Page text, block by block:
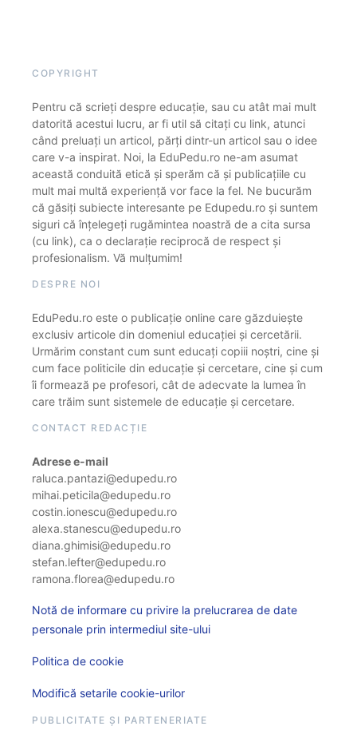
COPYRIGHT
Pentru că scrieți despre educație, sau cu atât mai mult
datorită acestui lucru, ar fi util să citați cu link, atunci
când preluați un articol, părți dintr-un articol sau o idee
care v-a inspirat. Noi, la EduPedu.ro ne-am asumat
această conduită etică și sperăm că și publicațiile cu
mult mai multă experiență vor face la fel. Ne bucurăm
că găsiți subiecte interesante pe Edupedu.ro și suntem
siguri că înțelegeți rugămintea noastră de a cita sursa
(cu link), ca o declarație reciprocă de respect și
profesionalism. Vă mulțumim!
DESPRE NOI
EduPedu.ro este o publicație online care găzduiește
exclusiv articole din domeniul educației și cercetării.
Urmărim constant cum sunt educați copiii noștri, cine și
cum face politicile din educație și cercetare, cine și cum
îi formează pe profesori, cât de adecvate la lumea în
care trăim sunt sistemele de educație și cercetare.
CONTACT REDACȚIE
Adrese e-mail
raluca.pantazi@edupedu.ro
mihai.peticila@edupedu.ro
costin.ionescu@edupedu.ro
alexa.stanescu@edupedu.ro
diana.ghimisi@edupedu.ro
stefan.lefter@edupedu.ro
ramona.florea@edupedu.ro
Notă de informare cu privire la prelucrarea de date
personale prin intermediul site-ului
Politica de cookie
Modifică setarile cookie-urilor
PUBLICITATE ȘI PARTENERIATE